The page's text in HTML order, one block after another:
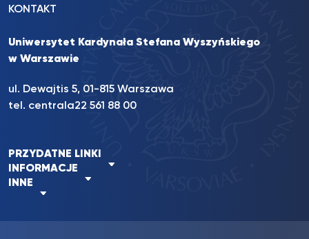
KONTAKT
Uniwersytet Kardynała Stefana Wyszyńskiego
w Warszawie
ul. Dewajtis 5, 01-815 Warszawa
tel. centrala22 561 88 00
PRZYDATNE LINKI
INFORMACJE
INNE